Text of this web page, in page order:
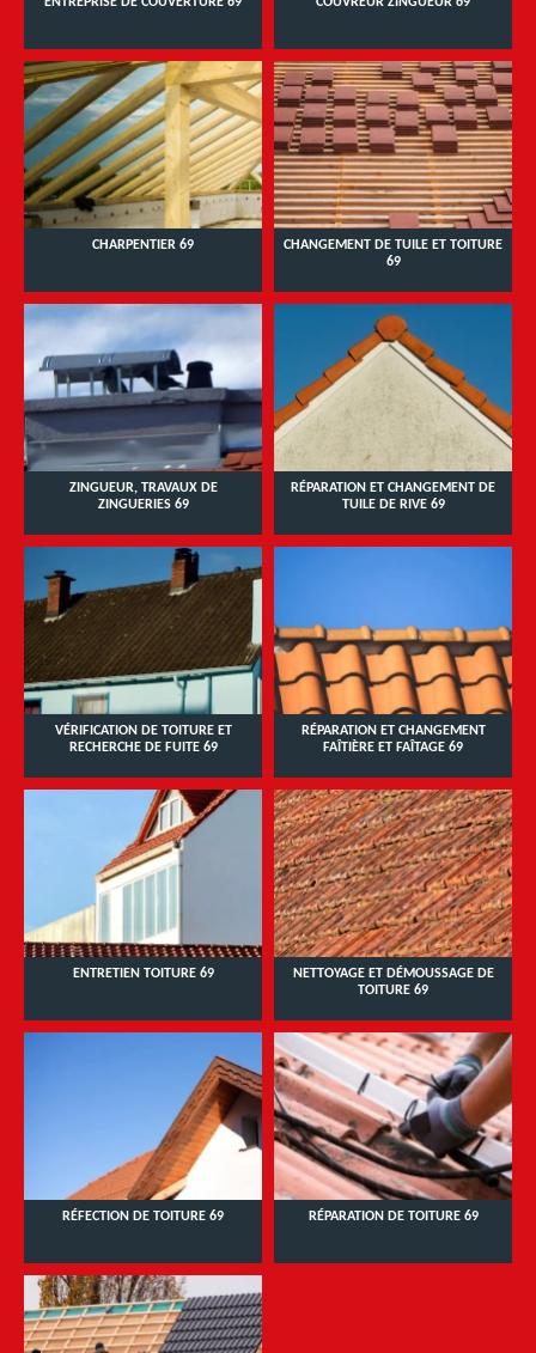
CHARPENTIER 69
CHANGEMENT DE TUILE ET TOITURE
69
ZINGUEUR, TRAVAUX DE
ZINGUERIES 69
RÉPARATION ET CHANGEMENT DE
TUILE DE RIVE 69
VÉRIFICATION DE TOITURE ET
RECHERCHE DE FUITE 69
RÉPARATION ET CHANGEMENT
FAÎTIÈRE ET FAÎTAGE 69
ENTRETIEN TOITURE 69
NETTOYAGE ET DÉMOUSSAGE DE
TOITURE 69
RÉFECTION DE TOITURE 69 RÉPARATION DE TOITURE 69